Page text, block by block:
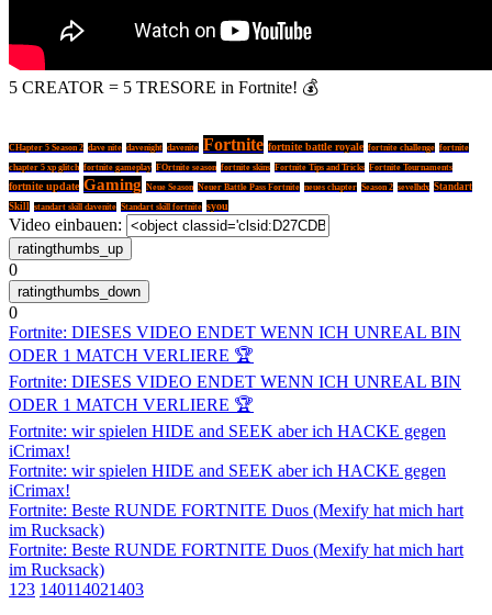
5 CREATOR = 5 TRESORE in Fortnite! 💰
CHapter 5 Season 2 dave nite davenight davenite Fortnite fortnite battle royale fortnite challenge fortnite
chapter 5 xp glitch fortnite gameplay FOrtnite season fortnite skins Fortnite Tips and Tricks Fortnite Tournaments
fortnite update Gaming Neue Season Neuer Battle Pass Fortnite neues chapter Season 2 sevelhdx Standart
Skill
standart skill davenite Standart skill fortnite syou
Video einbauen:
0
0
Fortnite: DIESES VIDEO ENDET WENN ICH UNREAL BIN
ODER 1 MATCH VERLIERE 🏆
Fortnite: DIESES VIDEO ENDET WENN ICH UNREAL BIN
ODER 1 MATCH VERLIERE 🏆
Fortnite: wir spielen HIDE and SEEK aber ich HACKE gegen
iCrimax!
Fortnite: wir spielen HIDE and SEEK aber ich HACKE gegen
iCrimax!
Fortnite: Beste RUNDE FORTNITE Duos (Mexify hat mich hart
im Rucksack)
Fortnite: Beste RUNDE FORTNITE Duos (Mexify hat mich hart
im Rucksack)
1 23 140114021403